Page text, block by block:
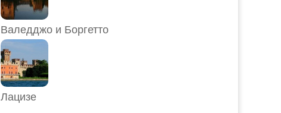
Валедджо и Боргетто
Лацизе